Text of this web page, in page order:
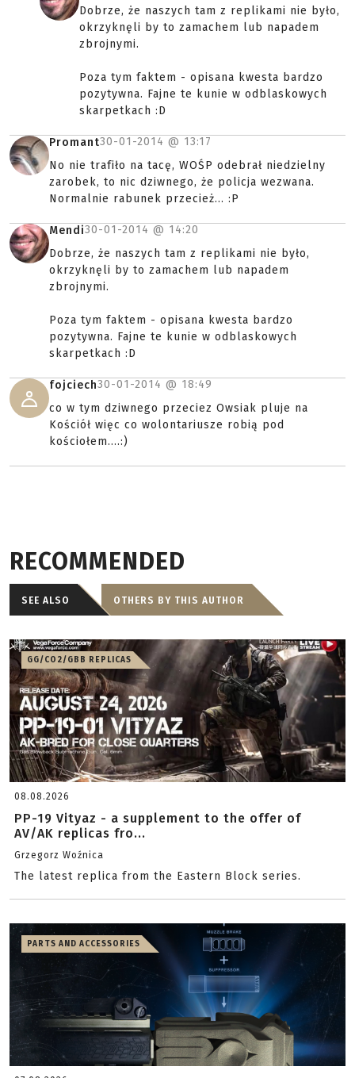
Dobrze, że naszych tam z replikami nie było,
okrzyknęli by to zamachem lub napadem
zbrojnymi.
Poza tym faktem - opisana kwesta bardzo
pozytywna. Fajne te kunie w odblaskowych
skarpetkach :D
Promant30-01-2014 @ 13:17
No nie trafiło na tacę, WOŚP odebrał niedzielny
zarobek, to nic dziwnego, że policja wezwana.
Normalnie rabunek przecież... :P
Mendi30-01-2014 @ 14:20
Dobrze, że naszych tam z replikami nie było,
okrzyknęli by to zamachem lub napadem
zbrojnymi.
Poza tym faktem - opisana kwesta bardzo
pozytywna. Fajne te kunie w odblaskowych
skarpetkach :D
fojciech30-01-2014 @ 18:49
co w tym dziwnego przeciez Owsiak pluje na
Kościół więc co wolontariusze robią pod
kościołem....:)
RECOMMENDED
SEE ALSO OTHERS BY THIS AUTHOR
GG/CO2/GBB REPLICAS
08.08.2026
PP-19 Vityaz - a supplement to the offer of
AV/AK replicas fro...
Grzegorz Woźnica
The latest replica from the Eastern Block series.
PARTS AND ACCESSORIES